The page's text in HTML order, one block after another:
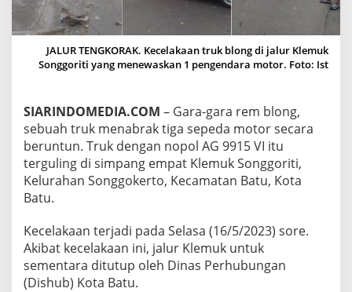
3
M
O
T
D
I
K
L
E
M
U
O
N
G
G
JALUR TENGKORAK. Kecelakaan truk blong di jalur Klemuk
Songgoriti yang menewaskan 1 pengendara motor. Foto: Ist
SIARINDOMEDIA.COM – Gara-gara rem blong,
sebuah truk menabrak tiga sepeda motor secara
beruntun. Truk dengan nopol AG 9915 VI itu
terguling di simpang empat Klemuk Songgoriti,
Kelurahan Songgokerto, Kecamatan Batu, Kota
Batu.
Kecelakaan terjadi pada Selasa (16/5/2023) sore.
Akibat kecelakaan ini, jalur Klemuk untuk
sementara ditutup oleh Dinas Perhubungan
(Dishub) Kota Batu.